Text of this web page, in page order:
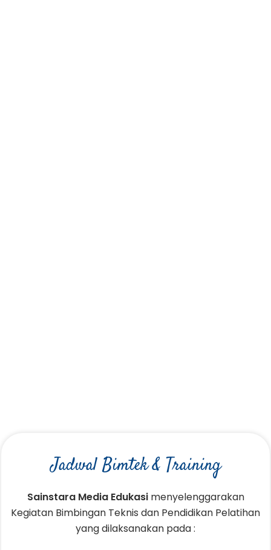
Jadwal Bimtek & Training
Sainstara Media Edukasi menyelenggarakan
Kegiatan Bimbingan Teknis dan Pendidikan Pelatihan
yang dilaksanakan pada :